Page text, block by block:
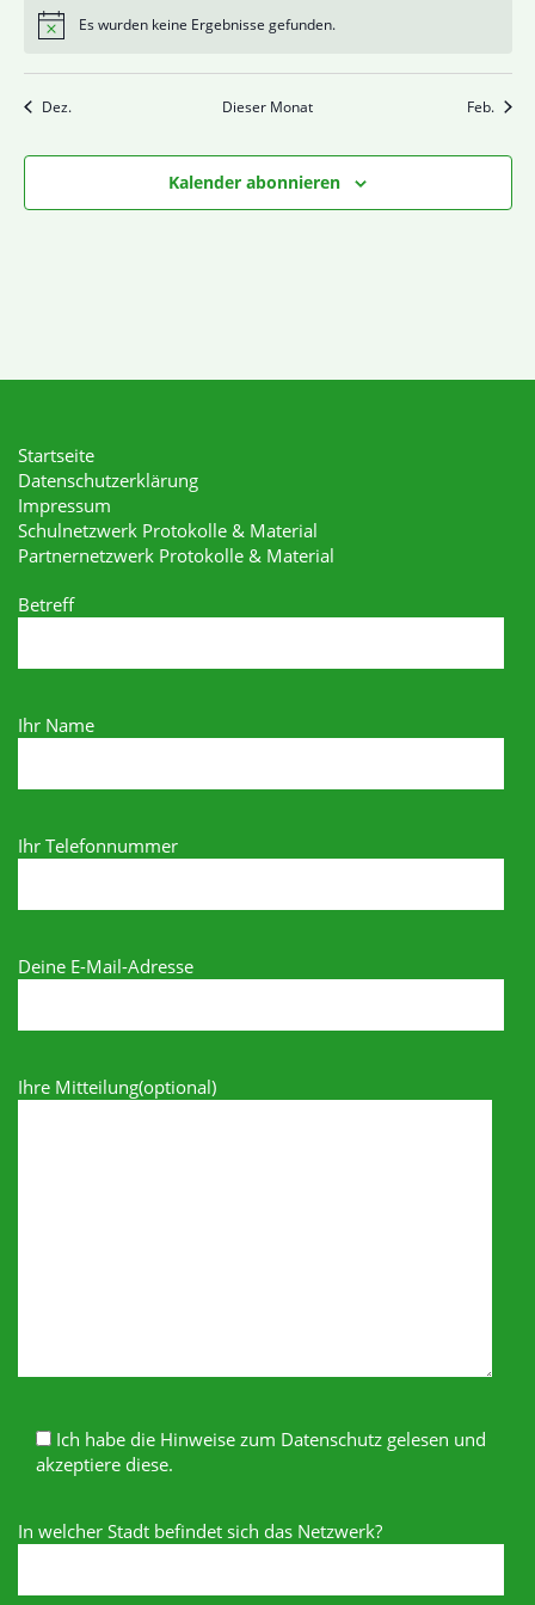
HinweisEs wurden keine Ergebnisse gefunden.
Dez. Dieser Monat Feb.
Kalender abonnieren
Startseite
Datenschutzerklärung
Impressum
Schulnetzwerk Protokolle & Material
Partnernetzwerk Protokolle & Material
Betreff
Ihr Name
Ihr Telefonnummer
Deine E-Mail-Adresse
Ihre Mitteilung(optional)
Ich habe die Hinweise zum Datenschutz gelesen und
akzeptiere diese.
In welcher Stadt befindet sich das Netzwerk?